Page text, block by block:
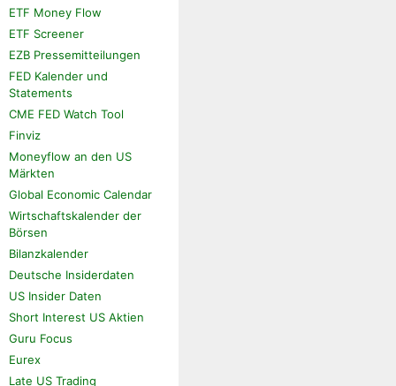
ETF Money Flow
ETF Screener
EZB Pressemitteilungen
FED Kalender und
Statements
CME FED Watch Tool
Finviz
Moneyflow an den US
Märkten
Global Economic Calendar
Wirtschaftskalender der
Börsen
Bilanzkalender
Deutsche Insiderdaten
US Insider Daten
Short Interest US Aktien
Guru Focus
Eurex
Late US Trading